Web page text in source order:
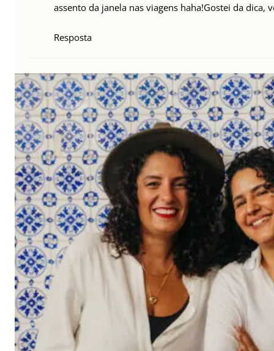
assento da janela nas viagens haha!Gostei da
Resposta